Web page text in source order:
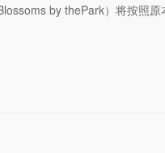
by thePark）将按照原